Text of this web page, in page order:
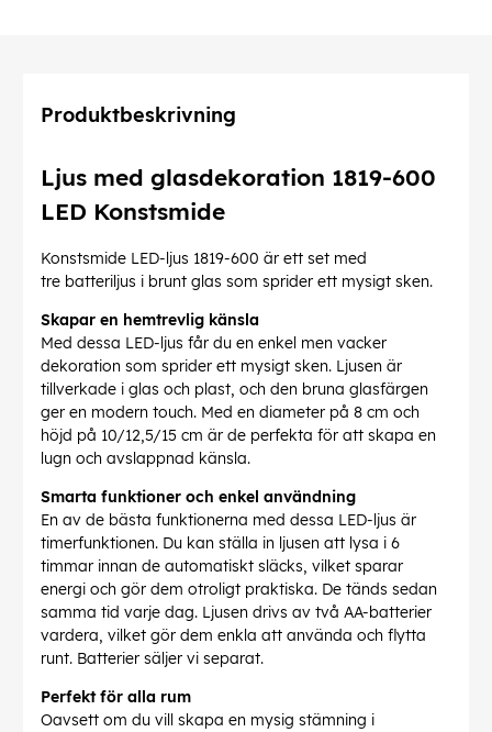
Produktbeskrivning
Ljus med glasdekoration 1819-600
LED Konstsmide
Konstsmide LED-ljus 1819-600 är ett set med
tre batteriljus i brunt glas som sprider ett mysigt sken.
Skapar en hemtrevlig känsla
Med dessa LED-ljus får du en enkel men vacker
dekoration som sprider ett mysigt sken. Ljusen är
tillverkade i glas och plast, och den bruna glasfärgen
ger en modern touch. Med en diameter på 8 cm och
höjd på 10/12,5/15 cm är de perfekta för att skapa en
lugn och avslappnad känsla.
Smarta funktioner och enkel användning
En av de bästa funktionerna med dessa LED-ljus är
timerfunktionen. Du kan ställa in ljusen att lysa i 6
timmar innan de automatiskt släcks, vilket sparar
energi och gör dem otroligt praktiska. De tänds sedan
samma tid varje dag. Ljusen drivs av två AA-batterier
vardera, vilket gör dem enkla att använda och flytta
runt. Batterier säljer vi separat.
Perfekt för alla rum
Oavsett om du vill skapa en mysig stämning i